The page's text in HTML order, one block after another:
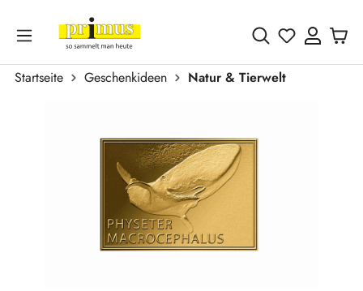
Zum Hauptinhalt springen
Du hast 0
Startseite Geschenkideen
Natur & Tierwelt